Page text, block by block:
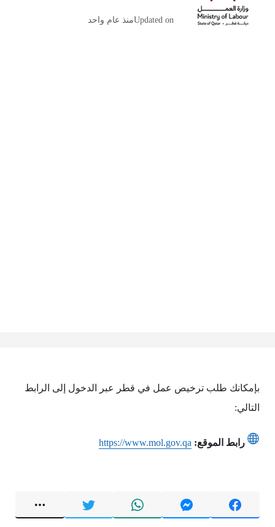
Updated onمنذ عام واحد
بإمكانك طلب ترخيص عمل في قطر عبر الدخول إلى الرابط
التالي:
رابط الموقع: https://www.mol.gov.qa